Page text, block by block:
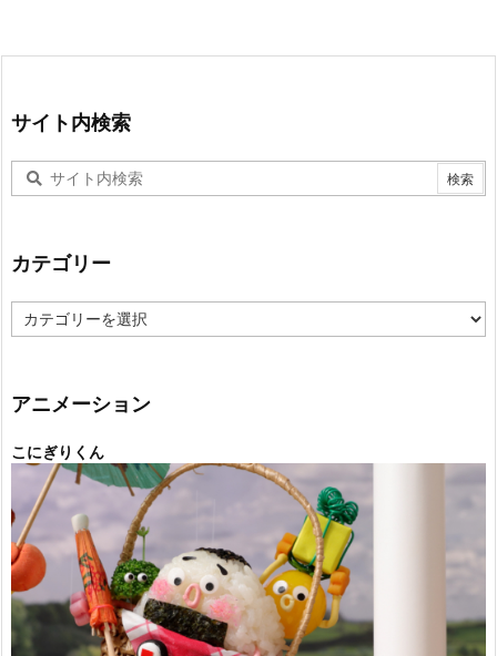
サイト内検索
カテゴリー
テ
ー
アニメーション
こにぎりくん